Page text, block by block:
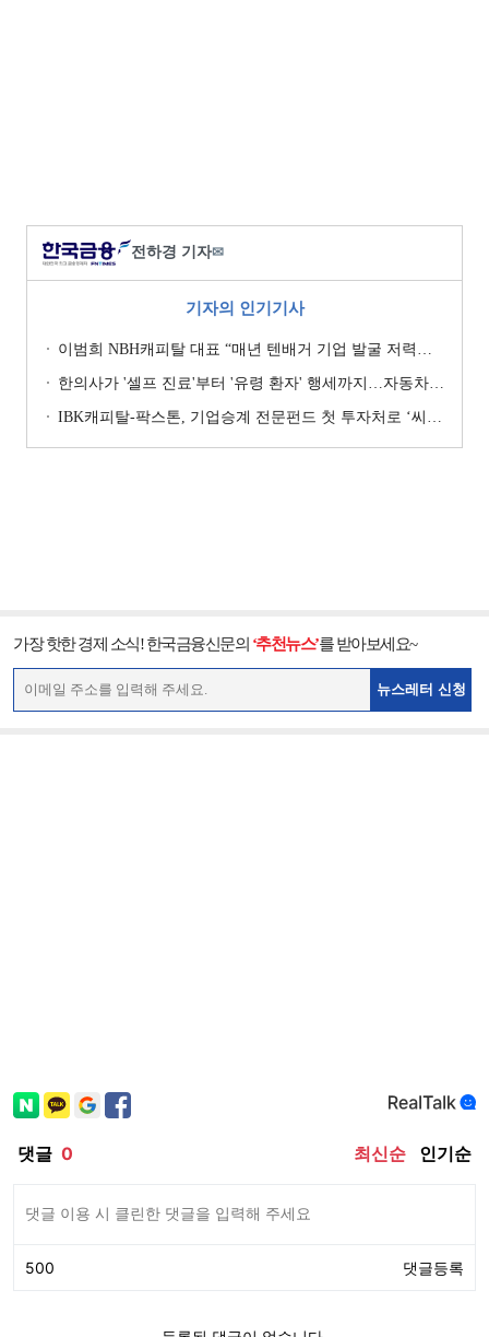
전하경 기자✉
기자의 인기기사
이범희 NBH캐피탈 대표 “매년 텐배거 기업 발굴 저력…올해 ROE 20% 목표”
한의사가 '셀프 진료'부터 '유령 환자' 행세까지…자동차보험 악용 심각 [경상환자 8주룰 도입 초읽기]
IBK캐피탈-팍스톤, 기업승계 전문펀드 첫 투자처로 ‘씨엠디기술단’ 낙점 [캐피탈사 돋보기]
가장 핫한 경제 소식! 한국금융신문의 ‘추천뉴스’를 받아보세요~
뉴스레터 신청